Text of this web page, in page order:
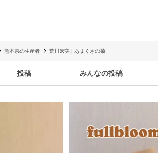
熊本県の生産者 荒川宏美 | あまくさの菊
投稿 みんなの投稿